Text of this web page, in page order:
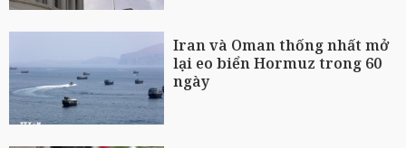
Iran và Oman thống nhất mở
lại eo biển Hormuz trong 60
ngày